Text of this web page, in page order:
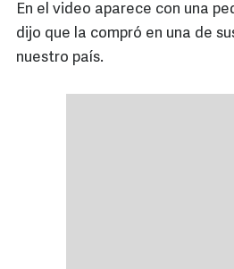
En el video aparece con una
dijo que la compró en una de
nuestro país.